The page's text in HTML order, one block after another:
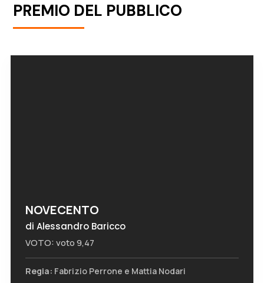
PREMIO DEL PUBBLICO
NOVECENTO
di Alessandro Baricco
VOTO: voto 9,47
Regia: Fabrizio Perrone e Mattia Nodari